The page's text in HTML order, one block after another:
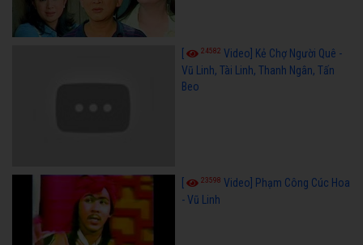
24582 Video] Kẻ Chợ Người Quê -
Vũ Linh, Tài Linh, Thanh Ngân, Tấn
Beo
23598 Video] Phạm Công Cúc Hoa
- Vũ Linh